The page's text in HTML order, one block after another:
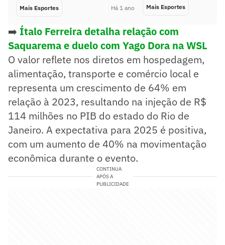
Mais Esportes Há 1 ano Mais Esportes
➡️ Ítalo Ferreira detalha relação com
Saquarema e duelo com Yago Dora na WSL
O valor reflete nos diretos em hospedagem,
alimentação, transporte e comércio local e
representa um crescimento de 64% em
relação à 2023, resultando na injeção de R$
114 milhões no PIB do estado do Rio de
Janeiro. A expectativa para 2025 é positiva,
com um aumento de 40% na movimentação
econômica durante o evento.
CONTINUA
APÓS A
PUBLICIDADE